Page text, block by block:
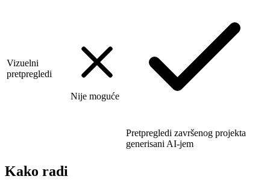
Vizuelni
pretpregledi
Nije moguće
Pretpregledi završenog projekta
generisani AI-jem
Kako radi